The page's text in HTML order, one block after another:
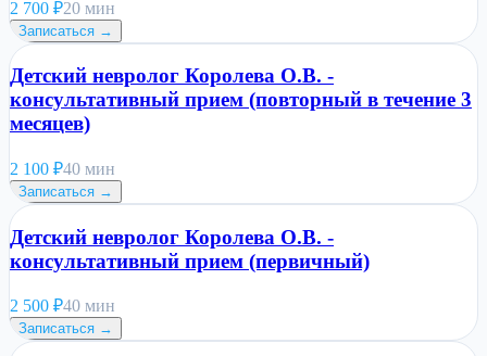
2 700 ₽20 мин
Записаться →
Детский невролог Королева О.В. -
консультативный прием (повторный в течение 3
месяцев)
2 100 ₽40 мин
Записаться →
Детский невролог Королева О.В. -
консультативный прием (первичный)
2 500 ₽40 мин
Записаться →